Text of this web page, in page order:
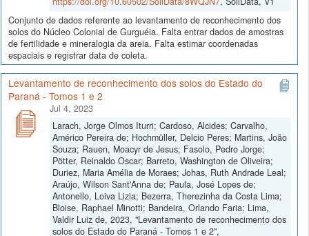
Conjunto de dados referente ao levantamento de reconhecimento dos
solos do Núcleo Colonial de Gurguéia. Falta entrar dados de amostras
de fertilidade e mineralogia da areia. Falta estimar coordenadas
espaciais e registrar data de coleta.
Levantamento de reconhecimento dos solos do Estado do
Paraná - Tomos 1 e 2
Jul 4, 2023
Larach, Jorge Olmos Iturri; Cardoso, Alcides; Carvalho,
Américo Pereira de; Hochmüller, Delcio Peres; Martins, João
Souza; Rauen, Moacyr de Jesus; Fasolo, Pedro Jorge;
Pötter, Reinaldo Oscar; Barreto, Washington de Oliveira;
Duriez, Maria Amélia de Moraes; Johas, Ruth Andrade Leal;
Araújo, Wilson Sant'Anna de; Paula, José Lopes de;
Antonello, Loiva Lizia; Bezerra, Therezinha da Costa Lima;
Bloise, Raphael Minotti; Bandeira, Orlando Faria; Lima,
Valdir Luiz de, 2023, "Levantamento de reconhecimento dos
solos do Estado do Paraná - Tomos 1 e 2",